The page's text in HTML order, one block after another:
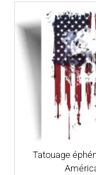
Tatouage